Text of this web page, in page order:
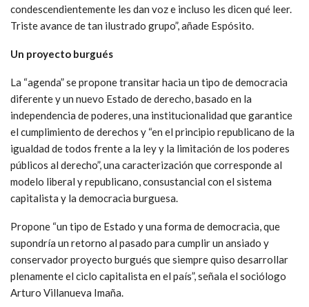
condescendientemente les dan voz e incluso les dicen qué leer.
Triste avance de tan ilustrado grupo”, añade Espósito.
Un proyecto burgués
La “agenda” se propone transitar hacia un tipo de democracia
diferente y un nuevo Estado de derecho, basado en la
independencia de poderes, una institucionalidad que garantice
el cumplimiento de derechos y “en el principio republicano de la
igualdad de todos frente a la ley y la limitación de los poderes
públicos al derecho”, una caracterización que corresponde al
modelo liberal y republicano, consustancial con el sistema
capitalista y la democracia burguesa.
Propone “un tipo de Estado y una forma de democracia, que
supondría un retorno al pasado para cumplir un ansiado y
conservador proyecto burgués que siempre quiso desarrollar
plenamente el ciclo capitalista en el país”, señala el sociólogo
Arturo Villanueva Imaña.